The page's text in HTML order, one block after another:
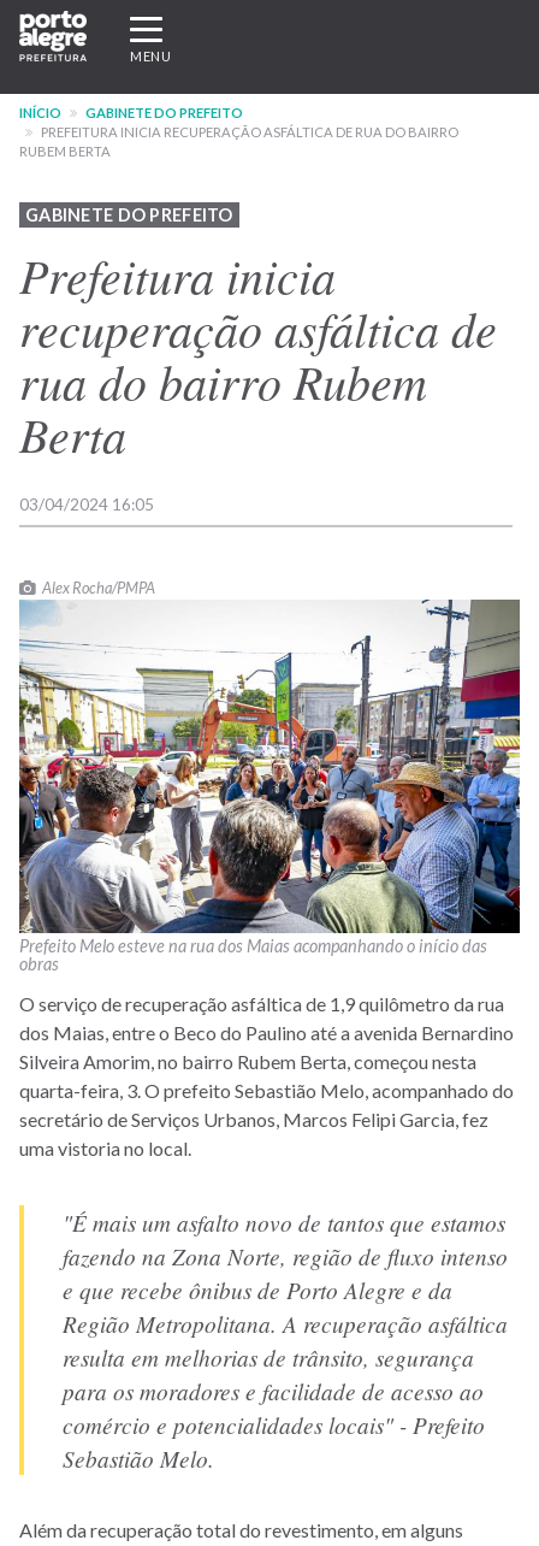
Pular
para
conteúdo
principal
Expandir/recolher
navegação
MENU
INÍCIO
GABINETE DO PREFEITO
PREFEITURA INICIA RECUPERAÇÃO ASFÁLTICA DE RUA DO BAIRRO
RUBEM BERTA
GABINETE DO PREFEITO
Prefeitura inicia
recuperação asfáltica de
rua do bairro Rubem
Berta
03/04/2024 16:05
Alex Rocha/PMPA
Prefeito Melo esteve na rua dos Maias acompanhando o início das
obras
O serviço de recuperação asfáltica de 1,9 quilômetro da rua
dos Maias, entre o Beco do Paulino até a avenida Bernardino
Silveira Amorim, no bairro Rubem Berta, começou nesta
quarta-feira, 3. O prefeito Sebastião Melo, acompanhado do
secretário de Serviços Urbanos, Marcos Felipi Garcia, fez
uma vistoria no local.
"É mais um asfalto novo de tantos que estamos
fazendo na Zona Norte, região de fluxo intenso
e que recebe ônibus de Porto Alegre e da
Região Metropolitana. A recuperação asfáltica
resulta em melhorias de trânsito, segurança
para os moradores e facilidade de acesso ao
comércio e potencialidades locais" - Prefeito
Sebastião Melo.
Além da recuperação total do revestimento, em alguns